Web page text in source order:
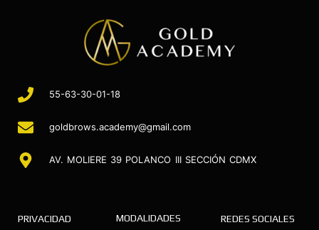
55-63-30-01-18
goldbrows.academy@gmail.com
AV. MOLIERE 39 POLANCO III SECCIÓN CDMX
PRIVACIDAD MODALIDADES REDES SOCIALES